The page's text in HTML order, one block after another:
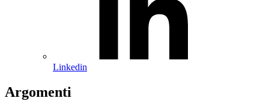
Linkedin
Argomenti